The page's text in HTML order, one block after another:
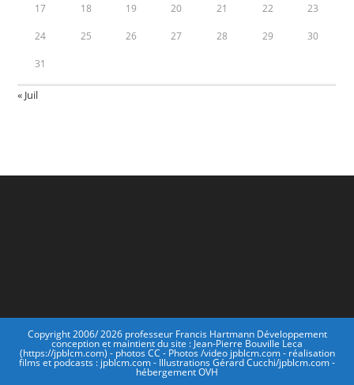
17 18 19 20 21 22 23
24 25 26 27 28 29 30
31
« Juil
Copyright 2006/ 2026 professeur Francis Hartmann Développement
conception et maintient du site : Jean-Pierre Bouville Leca
(https://jpblcm.com) - photos CC - Photos /video jpblcm.com - réalisation
films et podcasts : jpblcm.com - Illustrations Gérard Cucchi/jpblcm.com -
hébergement OVH